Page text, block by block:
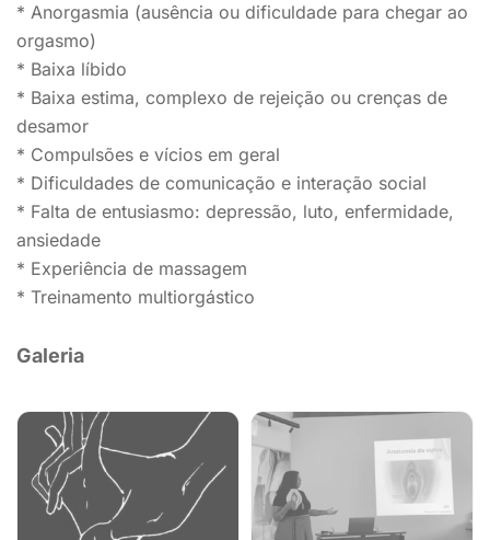
* Anorgasmia (ausência ou dificuldade para chegar ao
orgasmo)
* Baixa líbido
* Baixa estima, complexo de rejeição ou crenças de
desamor
* Compulsões e vícios em geral
* Dificuldades de comunicação e interação social
* Falta de entusiasmo: depressão, luto, enfermidade,
ansiedade
* Experiência de massagem
* Treinamento multiorgástico
Galeria